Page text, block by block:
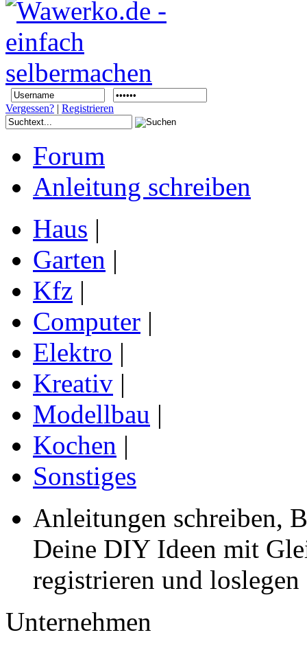
Vergessen? | Registrieren
Forum
Anleitung schreiben
Haus |
Garten |
Kfz |
Computer |
Elektro |
Kreativ |
Modellbau |
Kochen |
Sonstiges
Anleitungen schreiben,
Deine DIY Ideen mit
registrieren und loslegen
Unternehmen